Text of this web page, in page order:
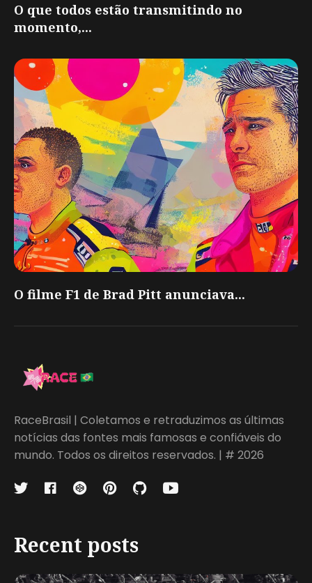
O que todos estão transmitindo no
momento,...
O filme F1 de Brad Pitt anunciava...
RaceBrasil | Coletamos e retraduzimos as últimas
notícias das fontes mais famosas e confiáveis do
mundo. Todos os direitos reservados. | # 2026
Recent posts